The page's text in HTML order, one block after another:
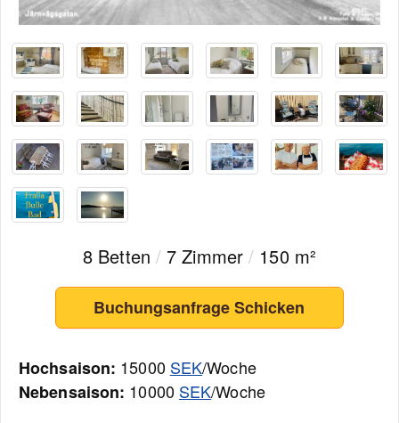
8 Betten / 7 Zimmer/ 150 m²
Buchungsanfrage Schicken
Hochsaison: 15000 SEK/Woche
Nebensaison: 10000 SEK/Woche